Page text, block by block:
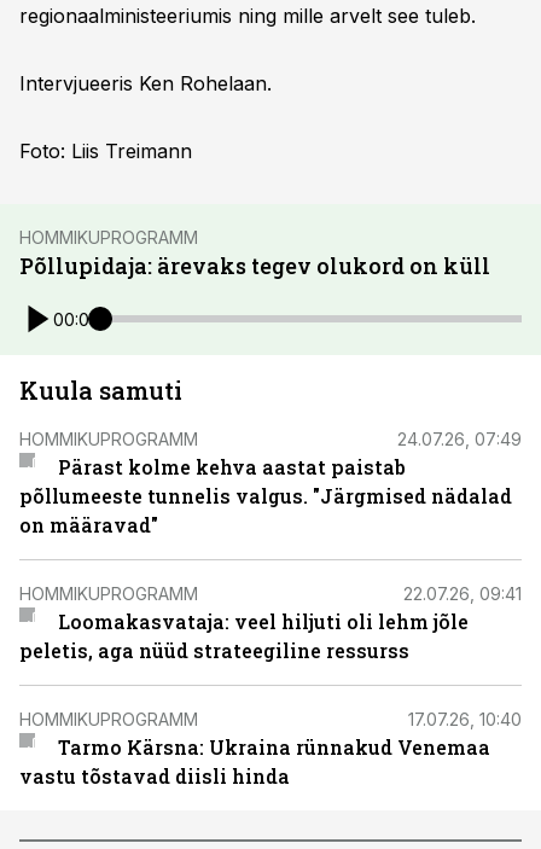
regionaalministeeriumis ning mille arvelt see tuleb.
Intervjueeris Ken Rohelaan.
Foto: Liis Treimann
HOMMIKUPROGRAMM
Põllupidaja: ärevaks tegev olukord on küll
00:00
Kuula samuti
HOMMIKUPROGRAMM 24.07.26, 07:49
Pärast kolme kehva aastat paistab
põllumeeste tunnelis valgus. "Järgmised nädalad
on määravad"
HOMMIKUPROGRAMM 22.07.26, 09:41
Loomakasvataja: veel hiljuti oli lehm jõle
peletis, aga nüüd strateegiline ressurss
HOMMIKUPROGRAMM 17.07.26, 10:40
Tarmo Kärsna: Ukraina rünnakud Venemaa
vastu tõstavad diisli hinda